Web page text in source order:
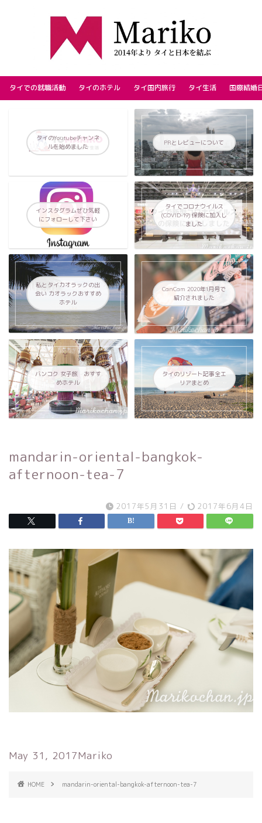
タイでの就職活動 タイのホテル タイ国内旅行 タイ生活 国際結婚
タイのYoutubeチャンネ
ルを始めました
PRとレビューについて
インスタグラムぜひ気軽
にフォローして下さい
タイでコロナウイルス
(COVID-19) 保険に加入し
ました
私とタイカオラックの出
会い カオラックおすすめ
ホテル
CanCam 2020年1月号で
紹介されました
バンコク 女子旅 おすす
めホテル
タイのリゾート記事全エ
リアまとめ
mandarin-oriental-bangkok-
afternoon-tea-7
2017年5月31日 / 2017年6月4日
May 31, 2017Mariko
HOME mandarin-oriental-bangkok-afternoon-tea-7